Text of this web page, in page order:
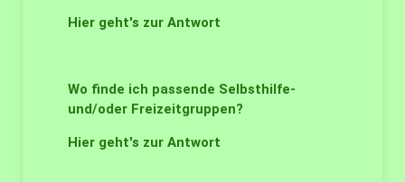
Hier geht's zur Antwort
Wo finde ich passende Selbsthilfe-
und/oder Freizeitgruppen?
Hier geht's zur Antwort